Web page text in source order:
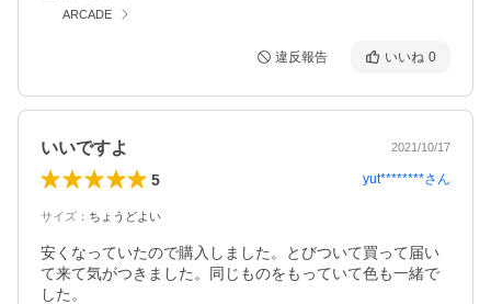
ARCADE
違反報告 いいね 0
いいですよ 2021/10/17
5 yut********さん
サイズ ： ちょうどよい
安くなっていたので購入しました。とびついて買って届い
て来て気がつきました。同じものをもっていて色も一緒で
した。